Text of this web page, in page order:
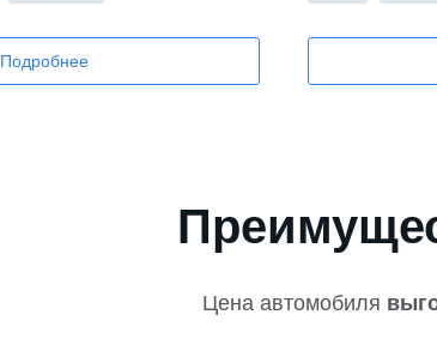
Подробнее
Цена автомобиля